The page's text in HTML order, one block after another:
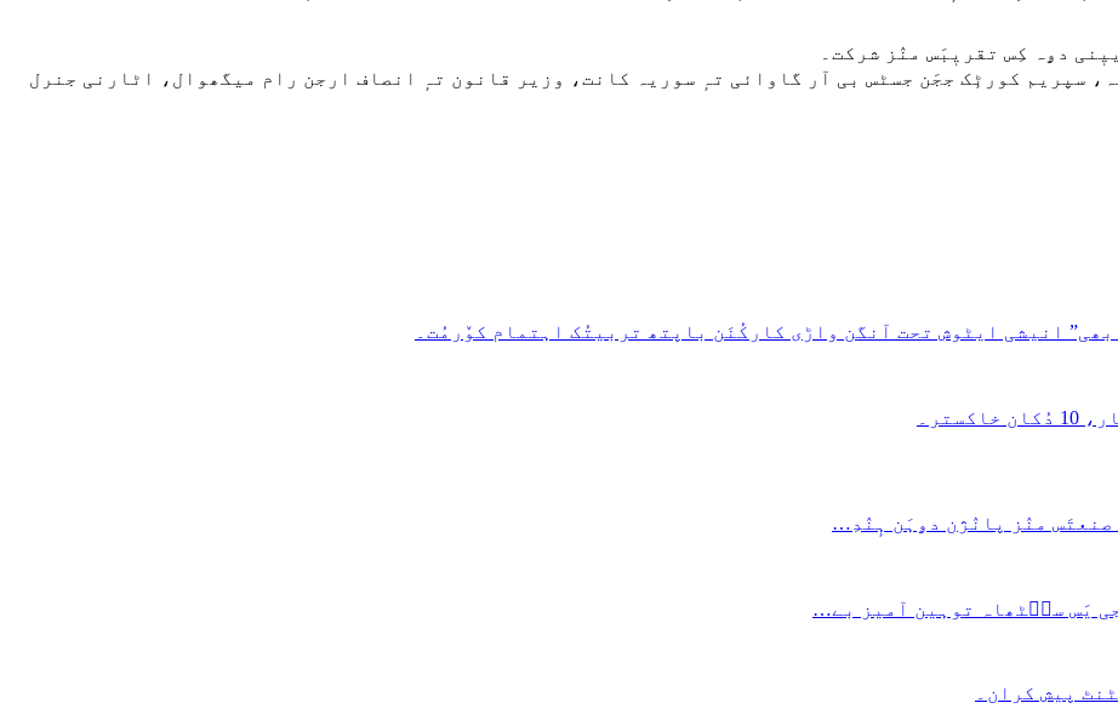
دۄہ کِس تقریٖبَس منٛز شرکت۔
سپریم کورٹٕک ججَن جسٹس بی آر گاوائی تہٕ سوریہ کانت، وزیر قانون تہٕ انصاف ارجن رام میگھوال، اٹارنی جنرل
انیشی ایٹوش تحت آنگن واڑی کارکُنَن باپتھ تربیتُک اہتمام کوٚرمُت۔
صنعتَس منٛز پانٛژن دۄہَن ہٕنٛدِ…
یَس سٮ۪ٹھاہ توہین آمیز بے…
پیش کران۔